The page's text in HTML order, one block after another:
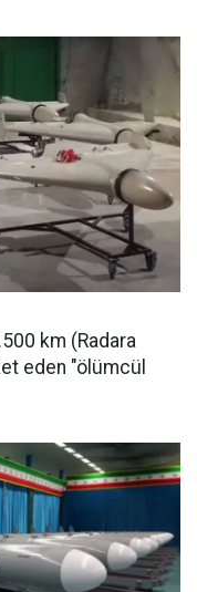
km (Radara
eden "ölümcül